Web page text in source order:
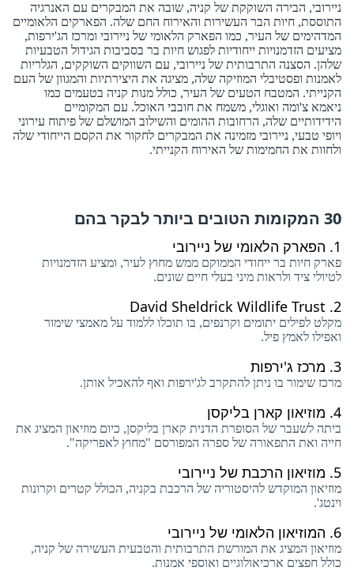
ניירובי, הבירה השוקקת של קניה, שובה את המבקרים עם האנרגיה
התוססת, חיות הבר העשירות והאירוח החם שלה. הפארקים הלאומיים
המדהימים של העיר, כמו הפארק הלאומי של ניירובי ומרכז הג'ירפות,
מציעים הזדמנויות ייחודיות לפגוש חיות בר בסביבות הגידול הטבעיות
שלהן. הסצנה התרבותית של ניירובי, עם השווקים השוקקים, הגלריות
לאמנות ופסטיבלי המוזיקה שלה, מציגה את היצירתיות והמגוון של העם
הקנייתי. המטבח הטעים של העיר, כולל מנות קניה בטעמים כמו
ניאמא צ'ומה ואוגלי, משמח את חובבי האוכל. עם המקומיים
הידידותיים שלה, הרחובות ההומים והשילוב המושלם של פיתוח עירוני
ויופי טבעי, ניירובי מזמינה את המבקרים לחקור את הקסם הייחודי שלה
ולחוות את החמימות של האירוח הקנייתי.
30 המקומות הטובים ביותר לבקר בהם
1. הפארק הלאומי של ניירובי
פארק חיות בר ייחודי הממוקם ממש מחוץ לעיר, ומציע הזדמנויות
לטיולי ציד ולראות מיני בעלי חיים שונים.
2.
David Sheldrick Wildlife Trust
מקלט לפילים יתומים וקרנפים, בו תוכלו ללמוד על מאמצי שימור
ואפילו לאמץ פיל.
3. מרכז ג'ירפות
מרכז שימור בו ניתן להתקרב לג'ירפות ואף להאכיל אותן.
4. מוזיאון קארן בליקסן
ביתה לשעבר של הסופרת הדנית קארן בליקסן, כיום מוזיאון המציג את
חייה ואת התפאורה של ספרה המפורסם "מחוץ לאפריקה".
5. מוזיאון הרכבת של ניירובי
מוזיאון המוקדש להיסטוריה של הרכבת בקניה, הכולל קטרים ​​וקרונות
וינטג'.
6. המוזיאון הלאומי של ניירובי
מוזיאון המציג את המורשת התרבותית והטבעית העשירה של קניה,
כולל חפצים ארכיאולוגיים ואוספי אמנות.